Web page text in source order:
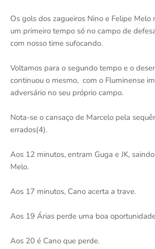
Os gols dos zagueiros Nino e Felipe Melo
um primeiro tempo só no campo de
com nosso time sufocando.
Voltamos para o segundo tempo e o
continuou o mesmo, com o Fluminense
adversário no seu próprio campo.
Nota-se o cansaço de Marcelo pela
errados(4).
Aos 12 minutos, entram Guga e JK,
Melo.
Aos 17 minutos, Cano acerta a trave.
Aos 19 Árias perde uma boa
Aos 20 é Cano que perde.